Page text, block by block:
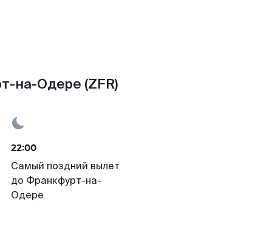
на-Одере (ZFR)
22:00
Самый поздний вылет
до Франкфурт-на-
Одере